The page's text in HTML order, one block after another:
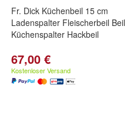
Fr. Dick Küchenbeil 15 cm
Ladenspalter Fleischerbeil Beil
Küchenspalter Hackbeil
67,00 €
Kostenloser Versand